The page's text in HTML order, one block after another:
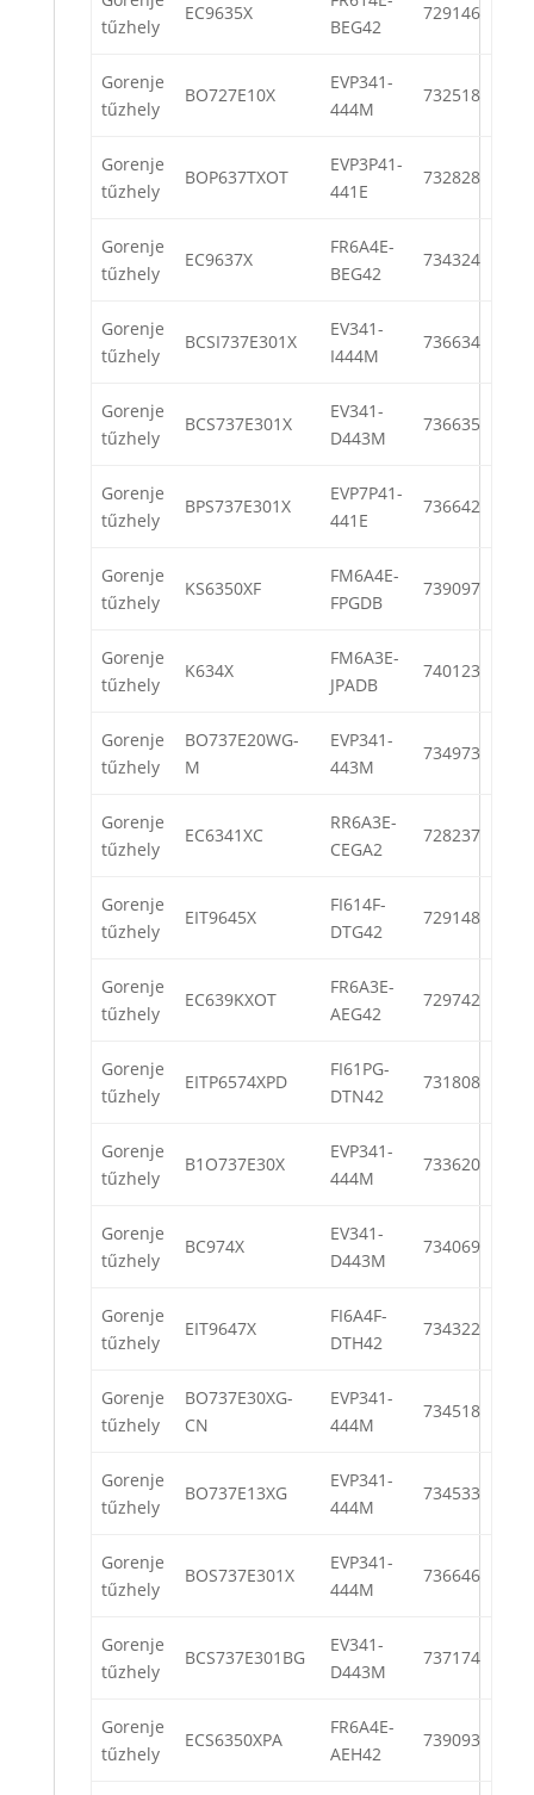
tűzhely
EC9635X
BEG42
729146
Gorenje
tűzhely
BO727E10X
EVP341-
444M
732518
Gorenje
tűzhely
BOP637TXOT
EVP3P41-
441E
732828
Gorenje
tűzhely
EC9637X
FR6A4E-
BEG42
734324
Gorenje
tűzhely
BCSI737E301X
EV341-
I444M
736634
Gorenje
tűzhely
BCS737E301X
EV341-
D443M
736635
Gorenje
tűzhely
BPS737E301X
EVP7P41-
441E
736642
Gorenje
tűzhely
KS6350XF
FM6A4E-
FPGDB
739097
Gorenje
tűzhely
K634X
FM6A3E-
JPADB
740123
Gorenje
tűzhely
BO737E20WG-
M
EVP341-
443M
734973
Gorenje
tűzhely
EC6341XC
RR6A3E-
CEGA2
728237
Gorenje
tűzhely
EIT9645X
FI614F-
DTG42
729148
Gorenje
tűzhely
EC639KXOT
FR6A3E-
AEG42
729742
Gorenje
tűzhely
EITP6574XPD
FI61PG-
DTN42
731808
Gorenje
tűzhely
B1O737E30X
EVP341-
444M
733620
Gorenje
tűzhely
BC974X
EV341-
D443M
734069
Gorenje
tűzhely
EIT9647X
FI6A4F-
DTH42
734322
Gorenje
tűzhely
BO737E30XG-
CN
EVP341-
444M
734518
Gorenje
tűzhely
BO737E13XG
EVP341-
444M
734533
Gorenje
tűzhely
BOS737E301X
EVP341-
444M
736646
Gorenje
tűzhely
BCS737E301BG
EV341-
D443M
737174
Gorenje
tűzhely
ECS6350XPA
FR6A4E-
AEH42
739093